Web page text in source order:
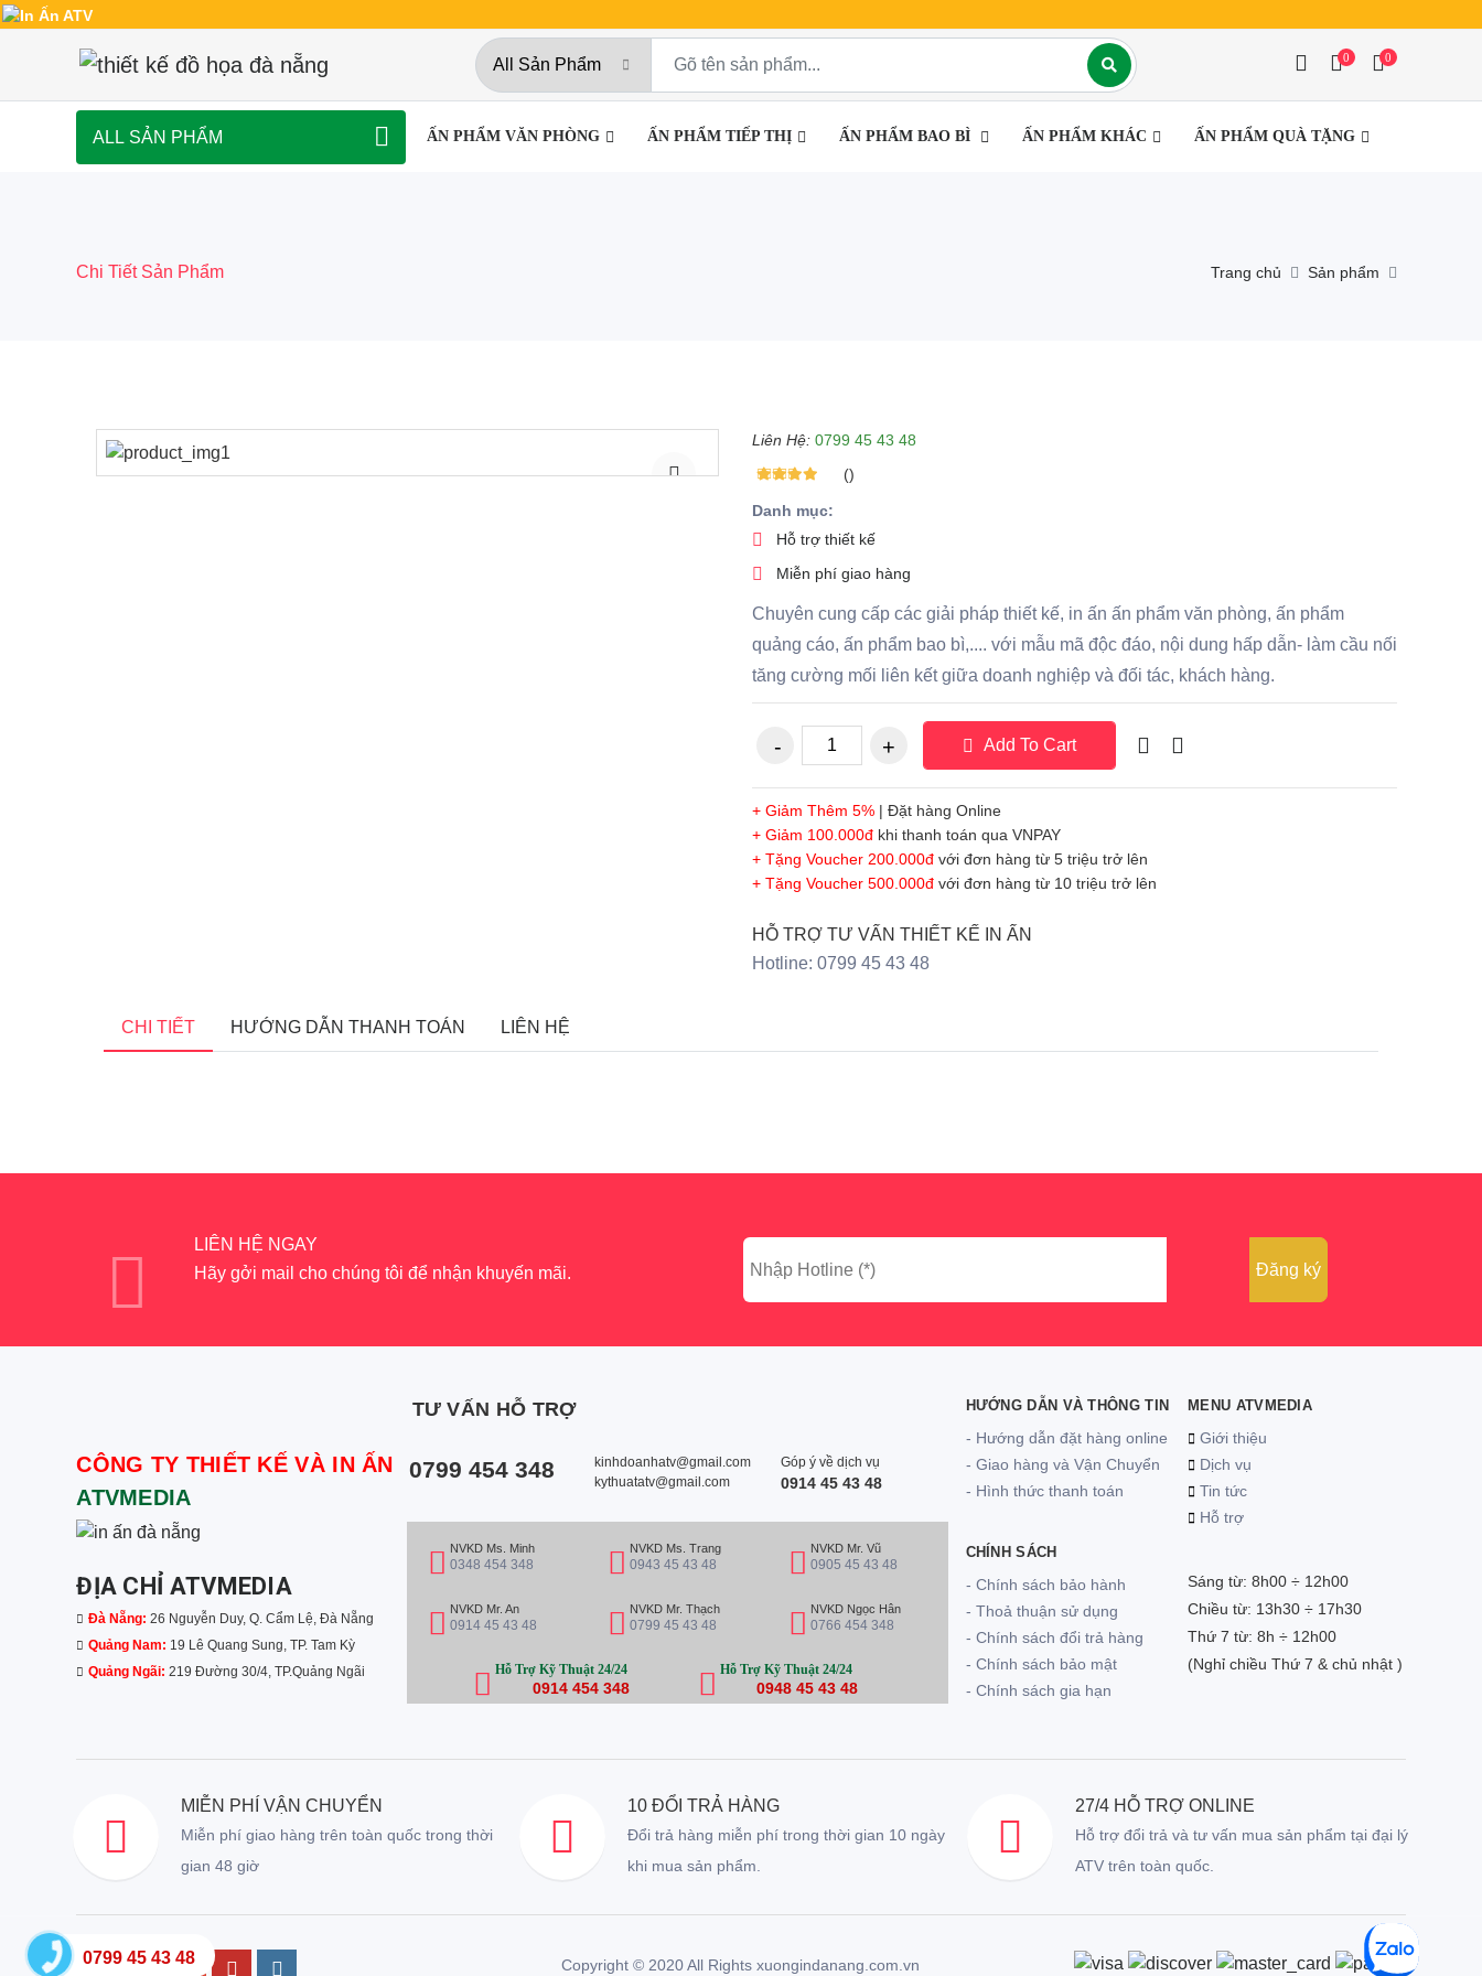
0 0
ALL SẢN PHẨM ẤN PHẨM VĂN PHÒNG ẤN PHẨM TIẾP THỊ ẤN PHẨM BAO BÌ ẤN PHẨM KHÁC ẤN PHẨM QUÀ TẶNG
Chi Tiết Sản Phẩm Trang chủ Sản phẩm
Liên Hệ: 0799 45 43 48
()
Danh mục:
Hỗ trợ thiết kế
Miễn phí giao hàng
Chuyên cung cấp các giải pháp thiết kế, in ấn ấn phẩm văn phòng, ấn phẩm
quảng cáo, ấn phẩm bao bì,.... với mẫu mã độc đáo, nội dung hấp dẫn- làm cầu nối
tăng cường mối liên kết giữa doanh nghiệp và đối tác, khách hàng.
Add To Cart
+ Giảm Thêm 5% | Đặt hàng Online
+ Giảm 100.000đ khi thanh toán qua VNPAY
+ Tặng Voucher 200.000đ với đơn hàng từ 5 triệu trở lên
+ Tặng Voucher 500.000đ với đơn hàng từ 10 triệu trở lên
HỖ TRỢ TƯ VẤN THIẾT KẾ IN ẤN
Hotline: 0799 45 43 48
CHI TIẾT HƯỚNG DẪN THANH TOÁN LIÊN HỆ
LIÊN HỆ NGAY
Hãy gởi mail cho chúng tôi để nhận khuyến mãi.
CÔNG TY THIẾT KẾ VÀ IN ẤN
ATVMEDIA
ĐỊA CHỈ ATVMEDIA
Đà Nẵng: 26 Nguyễn Duy, Q. Cẩm Lệ, Đà Nẵng
Quảng Nam: 19 Lê Quang Sung, TP. Tam Kỳ
Quảng Ngãi: 219 Đường 30/4, TP.Quảng Ngãi
TƯ VẤN HỖ TRỢ
0799 454 348
kinhdoanhatv@gmail.com
kythuatatv@gmail.com
Góp ý về dịch vụ
0914 45 43 48
NVKD Ms. Minh
0348 454 348
NVKD Ms. Trang
0943 45 43 48
NVKD Mr. Vũ
0905 45 43 48
NVKD Mr. An
0914 45 43 48
NVKD Mr. Thạch
0799 45 43 48
NVKD Ngọc Hân
0766 454 348
Hỗ Trợ Kỹ Thuật 24/24
0914 454 348
Hỗ Trợ Kỹ Thuật 24/24
0948 45 43 48
HƯỚNG DẪN VÀ THÔNG TIN
- Hướng dẫn đặt hàng online
- Giao hàng và Vận Chuyển
- Hình thức thanh toán
CHÍNH SÁCH
- Chính sách bảo hành
- Thoả thuận sử dụng
- Chính sách đổi trả hàng
- Chính sách bảo mật
- Chính sách gia hạn
MENU ATVMEDIA
Giới thiệu
Dịch vụ
Tin tức
Hỗ trợ
Sáng từ: 8h00 ÷ 12h00
Chiều từ: 13h30 ÷ 17h30
Thứ 7 từ: 8h ÷ 12h00
(Nghỉ chiều Thứ 7 & chủ nhật )
MIỄN PHÍ VẬN CHUYỂN
Miễn phí giao hàng trên toàn quốc trong thời
gian 48 giờ
10 ĐỔI TRẢ HÀNG
Đổi trả hàng miễn phí trong thời gian 10 ngày
khi mua sản phẩm.
27/4 HỖ TRỢ ONLINE
Hỗ trợ đổi trả và tư vấn mua sản phẩm tại đại lý
ATV trên toàn quốc.
Copyright © 2020 All Rights xuongindanang.com.vn
0799 45 43 48